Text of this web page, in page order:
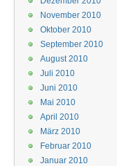
November 2010
Oktober 2010
September 2010
August 2010
Juli 2010
Juni 2010
Mai 2010
April 2010
März 2010
Februar 2010
Januar 2010